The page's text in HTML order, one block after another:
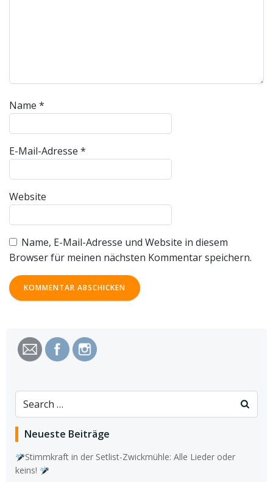
Name *
E-Mail-Adresse *
Website
Name, E-Mail-Adresse und Website in diesem
Browser für meinen nächsten Kommentar speichern.
Search
for:
Neueste Beiträge
Stimmkraft in der Setlist-Zwickmühle: Alle Lieder oder
keins!